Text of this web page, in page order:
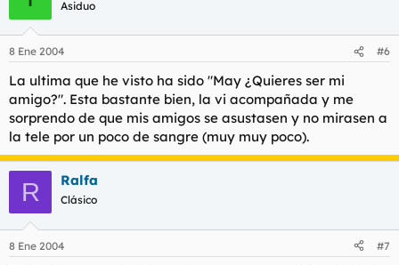
Asiduo
8 Ene 2004 #6
La ultima que he visto ha sido "May ¿Quieres ser mi
amigo?". Esta bastante bien, la vi acompañada y me
sorprendo de que mis amigos se asustasen y no mirasen a
la tele por un poco de sangre (muy muy poco).
R Ralfa
Clásico
8 Ene 2004 #7